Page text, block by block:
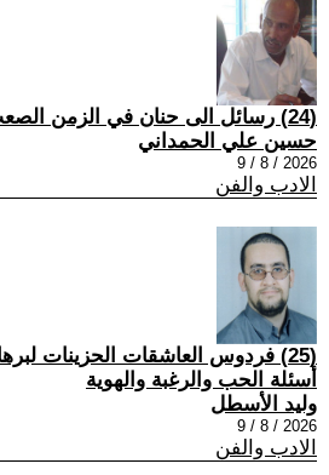
(24) رسائل الى حنان في الزمن الصعب (1)
حسين علي الحمداني
2026 / 8 / 9
الادب والفن
(25) فردوس العاشقات الحزينات
أسئلة الحب والرغبة والهوية
وليد الأسطل
2026 / 8 / 9
الادب والفن